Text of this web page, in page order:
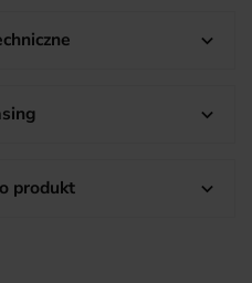


produkt 